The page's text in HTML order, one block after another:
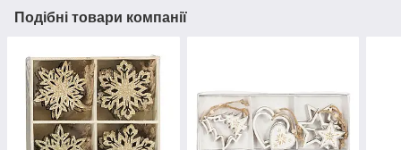
Подібні товари компанії